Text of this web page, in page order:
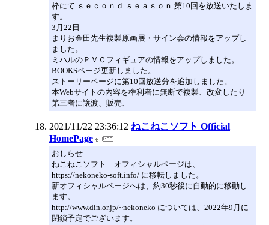
枠にて ｓｅｃｏｎｄ ｓｅａｓｏｎ 第10回を放送いたしま
す。
3月22日
まりお金田先生複製原画展・サイン会の情報をアップし
ました。
ミハルのＰＶＣフィギュアの情報をアップしました。
BOOKSページ更新しました。
ストーリーページに第10回放送分を追加しました。
本Webサイトの内容を権利者に無断で複製、改変したり
第三者に譲渡、販売、
2021/11/22 23:36:12 ねこねこソフト Official
HomePage
おしらせ
ねこねこソフト オフィシャルページは、
https://nekoneko-soft.info/ に移転しました。
新オフィシャルページへは、約30秒後に自動的に移動し
ます。
http://www.din.or.jp/~nekoneko については、2022年9月に
閉鎖予定でございます。